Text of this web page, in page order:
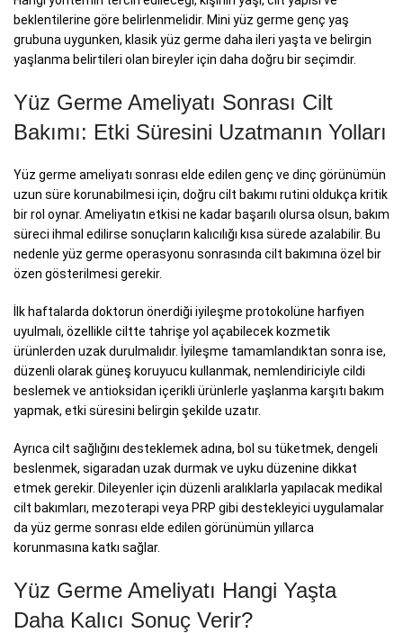
beklentilerine göre belirlenmelidir. Mini yüz germe genç yaş
grubuna uygunken, klasik yüz germe daha ileri yaşta ve belirgin
yaşlanma belirtileri olan bireyler için daha doğru bir seçimdir.
Yüz Germe Ameliyatı Sonrası Cilt
Bakımı: Etki Süresini Uzatmanın Yolları
Yüz germe ameliyatı sonrası elde edilen genç ve dinç görünümün
uzun süre korunabilmesi için, doğru cilt bakımı rutini oldukça kritik
bir rol oynar. Ameliyatın etkisi ne kadar başarılı olursa olsun, bakım
süreci ihmal edilirse sonuçların kalıcılığı kısa sürede azalabilir. Bu
nedenle yüz germe operasyonu sonrasında cilt bakımına özel bir
özen gösterilmesi gerekir.
İlk haftalarda doktorun önerdiği iyileşme protokolüne harfiyen
uyulmalı, özellikle ciltte tahrişe yol açabilecek kozmetik
ürünlerden uzak durulmalıdır. İyileşme tamamlandıktan sonra ise,
düzenli olarak güneş koruyucu kullanmak, nemlendiriciyle cildi
beslemek ve antioksidan içerikli ürünlerle yaşlanma karşıtı bakım
yapmak, etki süresini belirgin şekilde uzatır.
Ayrıca cilt sağlığını desteklemek adına, bol su tüketmek, dengeli
beslenmek, sigaradan uzak durmak ve uyku düzenine dikkat
etmek gerekir. Dileyenler için düzenli aralıklarla yapılacak medikal
cilt bakımları, mezoterapi veya PRP gibi destekleyici uygulamalar
da yüz germe sonrası elde edilen görünümün yıllarca
korunmasına katkı sağlar.
Yüz Germe Ameliyatı Hangi Yaşta
Daha Kalıcı Sonuç Verir?